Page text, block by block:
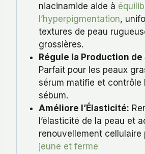
niacinamide aide à
l’hyperpigmentation,
textures de peau
grossières.
Régule la Production de
Parfait pour les peaux
sérum matifie et contrôle
sébum.
Améliore l’Élasticité:
l’élasticité de la peau et
renouvellement cellulaire
jeune et ferme